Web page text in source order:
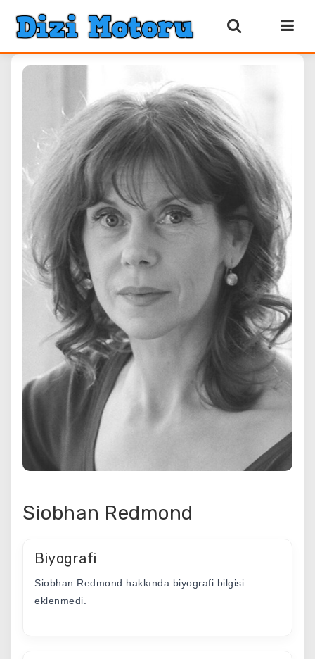
Siobhan Redmond
Biyografi
Siobhan Redmond hakkında biyografi bilgisi
eklenmedi.